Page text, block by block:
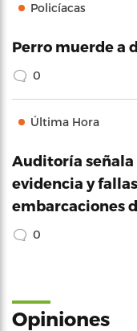
Policíacas
Perro muerde a
0
Última Hora
Auditoría
evidencia y
embarcaciones
0
Opiniones